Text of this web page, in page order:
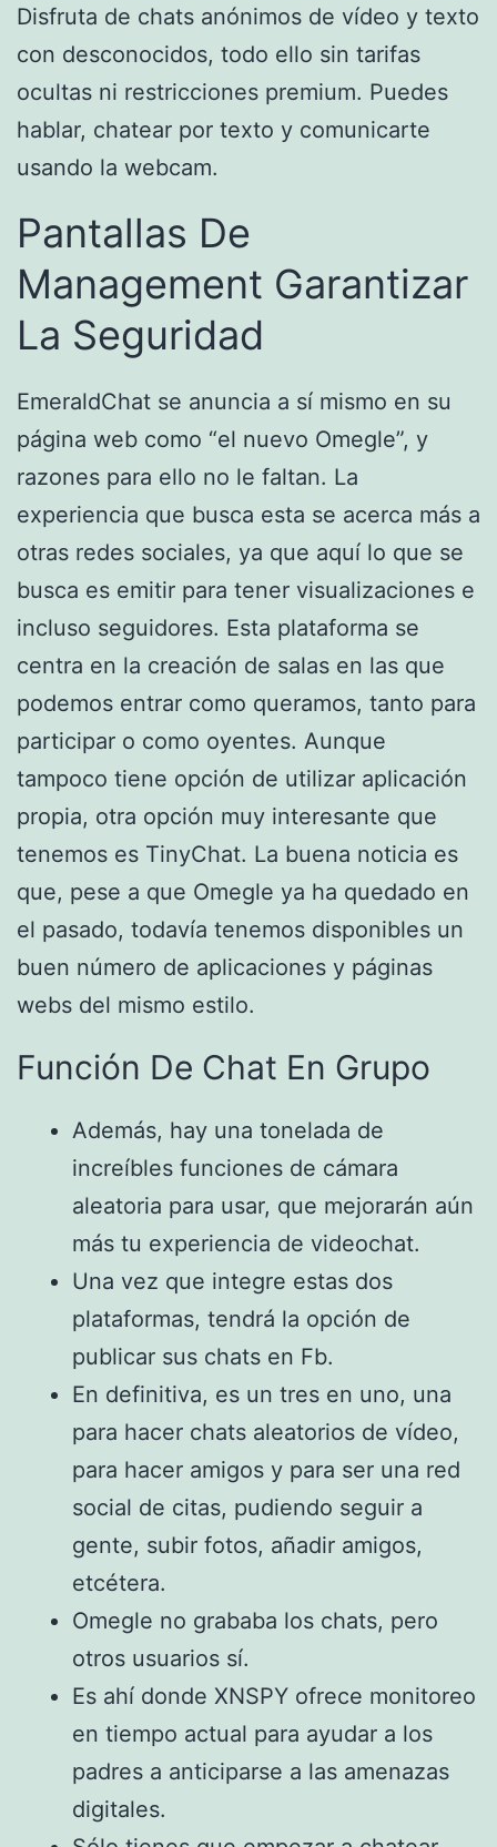
Disfruta de chats anónimos de vídeo y texto
con desconocidos, todo ello sin tarifas
ocultas ni restricciones premium. Puedes
hablar, chatear por texto y comunicarte
usando la webcam.
Pantallas De
Management Garantizar
La Seguridad
EmeraldChat se anuncia a sí mismo en su
página web como “el nuevo Omegle”, y
razones para ello no le faltan. La
experiencia que busca esta se acerca más a
otras redes sociales, ya que aquí lo que se
busca es emitir para tener visualizaciones e
incluso seguidores. Esta plataforma se
centra en la creación de salas en las que
podemos entrar como queramos, tanto para
participar o como oyentes. Aunque
tampoco tiene opción de utilizar aplicación
propia, otra opción muy interesante que
tenemos es TinyChat. La buena noticia es
que, pese a que Omegle ya ha quedado en
el pasado, todavía tenemos disponibles un
buen número de aplicaciones y páginas
webs del mismo estilo.
Función De Chat En Grupo
Además, hay una tonelada de
increíbles funciones de cámara
aleatoria para usar, que mejorarán aún
más tu experiencia de videochat.
Una vez que integre estas dos
plataformas, tendrá la opción de
publicar sus chats en Fb.
En definitiva, es un tres en uno, una
para hacer chats aleatorios de vídeo,
para hacer amigos y para ser una red
social de citas, pudiendo seguir a
gente, subir fotos, añadir amigos,
etcétera.
Omegle no grababa los chats, pero
otros usuarios sí.
Es ahí donde XNSPY ofrece monitoreo
en tiempo actual para ayudar a los
padres a anticiparse a las amenazas
digitales.